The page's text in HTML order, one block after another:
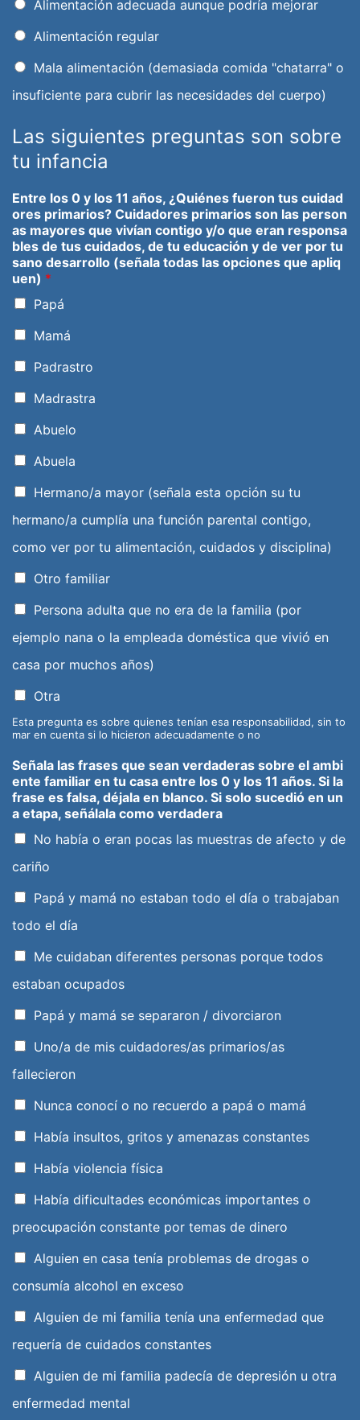
Alimentación adecuada aunque podría mejorar
Alimentación regular
Mala alimentación (demasiada comida "chatarra" o
insuficiente para cubrir las necesidades del cuerpo)
Las siguientes preguntas son sobre
tu infancia
Entre los 0 y los 11 años, ¿Quiénes fueron tus cuidad
ores primarios? Cuidadores primarios son las person
as mayores que vivían contigo y/o que eran responsa
bles de tus cuidados, de tu educación y de ver por tu
sano desarrollo (señala todas las opciones que apliq
uen) *
Papá
Mamá
Padrastro
Madrastra
Abuelo
Abuela
Hermano/a mayor (señala esta opción su tu
hermano/a cumplía una función parental contigo,
como ver por tu alimentación, cuidados y disciplina)
Otro familiar
Persona adulta que no era de la familia (por
ejemplo nana o la empleada doméstica que vivió en
casa por muchos años)
Otra
Esta pregunta es sobre quienes tenían esa responsabilidad, sin to
mar en cuenta si lo hicieron adecuadamente o no
Señala las frases que sean verdaderas sobre el ambi
ente familiar en tu casa entre los 0 y los 11 años. Si la
frase es falsa, déjala en blanco. Si solo sucedió en un
a etapa, señálala como verdadera
No había o eran pocas las muestras de afecto y de
cariño
Papá y mamá no estaban todo el día o trabajaban
todo el día
Me cuidaban diferentes personas porque todos
estaban ocupados
Papá y mamá se separaron / divorciaron
Uno/a de mis cuidadores/as primarios/as
fallecieron
Nunca conocí o no recuerdo a papá o mamá
Había insultos, gritos y amenazas constantes
Había violencia física
Había dificultades económicas importantes o
preocupación constante por temas de dinero
Alguien en casa tenía problemas de drogas o
consumía alcohol en exceso
Alguien de mi familia tenía una enfermedad que
requería de cuidados constantes
Alguien de mi familia padecía de depresión u otra
enfermedad mental